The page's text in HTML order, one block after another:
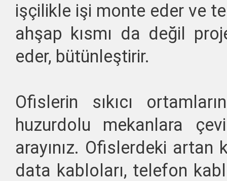
işçilikle işi monte eder ve
ahşap kısmı da değil
eder, bütünleştirir.
Ofislerin sıkıcı
huzurdolu mekanlara
arayınız. Ofislerdeki artan
data kabloları, telefon